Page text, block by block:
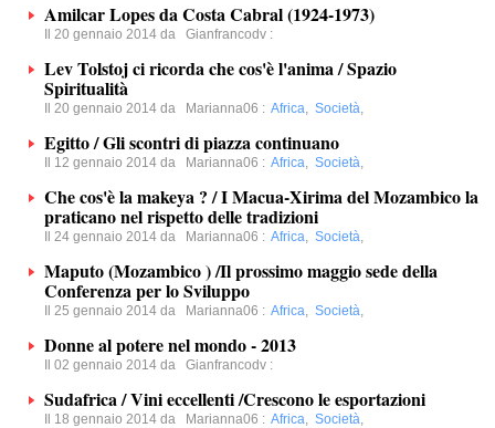
Amilcar Lopes da Costa Cabral (1924-1973)
Il 20 gennaio 2014 da Gianfrancodv :
Lev Tolstoj ci ricorda che cos'è l'anima / Spazio
Spiritualità
Il 20 gennaio 2014 da Marianna06 : Africa, Società,
Egitto / Gli scontri di piazza continuano
Il 12 gennaio 2014 da Marianna06 : Africa, Società,
Che cos'è la makeya ? / I Macua-Xirima del Mozambico la
praticano nel rispetto delle tradizioni
Il 24 gennaio 2014 da Marianna06 : Africa, Società,
Maputo (Mozambico ) /Il prossimo maggio sede della
Conferenza per lo Sviluppo
Il 25 gennaio 2014 da Marianna06 : Africa, Società,
Donne al potere nel mondo - 2013
Il 02 gennaio 2014 da Gianfrancodv :
Sudafrica / Vini eccellenti /Crescono le esportazioni
Il 18 gennaio 2014 da Marianna06 : Africa, Società,